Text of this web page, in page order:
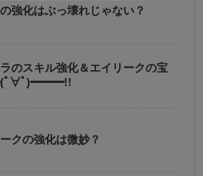
強化はぶっ壊れじゃない？
ラのスキル強化＆エイリークの宝
ﾟ∀ﾟ)━━━!!
クの強化は微妙？